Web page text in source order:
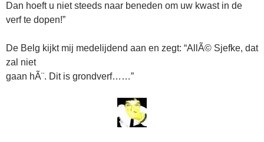
Dan hoeft u niet steeds naar beneden om uw kwast in de
verf te dopen!”
De Belg kijkt mij medelijdend aan en zegt: “AllÃ© Sjefke, dat
zal niet
gaan hÃ¨. Dit is grondverf……”